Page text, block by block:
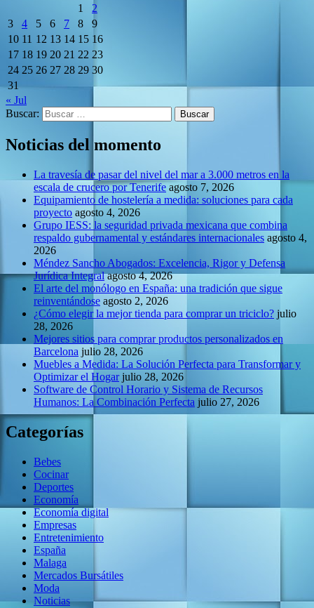
1
2
3
4 5 6 7 8
9
10 11 12 13 14 15 16
17 18 19 20 21 22 23
24 25 26 27 28 29 30
31
« Jul
Buscar:
Noticias del momento
La travesía de pasar del nivel del mar a 3.000 metros en la
escala de crucero por Tenerife agosto 7, 2026
Equipamiento de hostelería a medida: soluciones para cada
proyecto agosto 4, 2026
Grupo IESS: la seguridad privada mexicana que combina
respaldo gubernamental y estándares internacionales agosto 4,
2026
Méndez Sancho Abogados: Excelencia, Rigor y Defensa
Jurídica Integral agosto 4, 2026
El arte del monólogo en España: una tradición que sigue
reinventándose agosto 2, 2026
¿Cómo elegir la mejor tienda para comprar un triciclo? julio
28, 2026
Mejores sitios para comprar productos personalizados en
Barcelona julio 28, 2026
Muebles a Medida: La Solución Perfecta para Transformar y
Optimizar el Hogar julio 28, 2026
Software de Control Horario y Sistema de Recursos
Humanos: La Combinación Perfecta julio 27, 2026
Categorías
Bebes
Cocinar
Deportes
Economía
Economía digital
Empresas
Entretenimiento
España
Malaga
Mercados Bursátiles
Moda
Noticias